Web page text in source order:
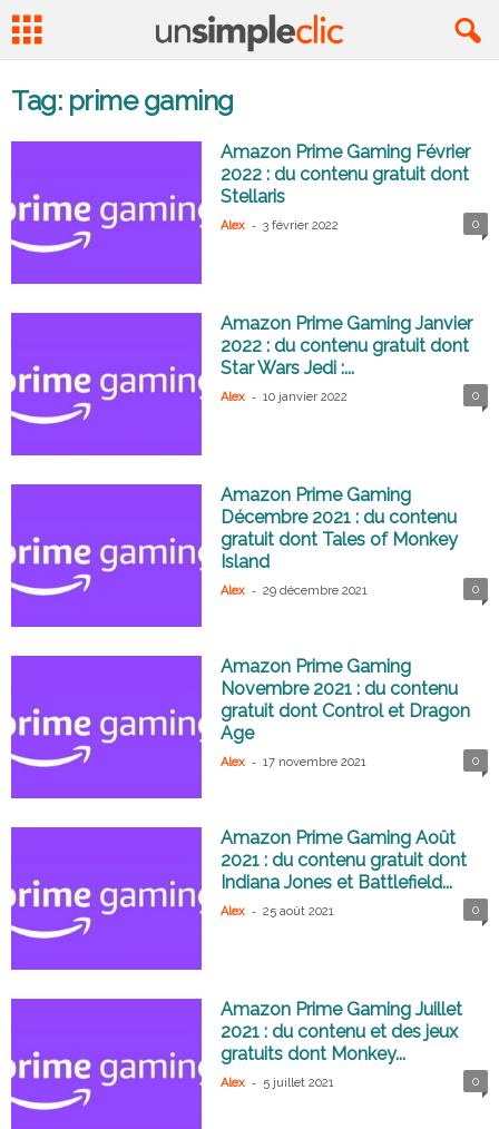
Tag: prime gaming
Amazon Prime Gaming Février
2022 : du contenu gratuit dont
Stellaris
Alex - 3 février 2022 0
Amazon Prime Gaming Janvier
2022 : du contenu gratuit dont
Star Wars Jedi :...
Alex - 10 janvier 2022 0
Amazon Prime Gaming
Décembre 2021 : du contenu
gratuit dont Tales of Monkey
Island
Alex - 29 décembre 2021 0
Amazon Prime Gaming
Novembre 2021 : du contenu
gratuit dont Control et Dragon
Age
Alex - 17 novembre 2021 0
Amazon Prime Gaming Août
2021 : du contenu gratuit dont
Indiana Jones et Battlefield...
Alex - 25 août 2021 0
Amazon Prime Gaming Juillet
2021 : du contenu et des jeux
gratuits dont Monkey...
Alex - 5 juillet 2021 0